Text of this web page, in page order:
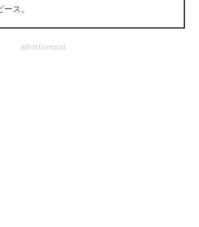
ィア
ス。
advertisement